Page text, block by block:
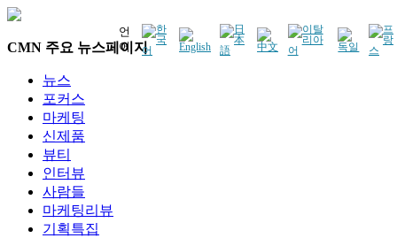
언
어
CMN 주요 뉴스페이지
뉴스
포커스
마케팅
신제품
뷰티
인터뷰
사람들
마케팅리뷰
기획특집